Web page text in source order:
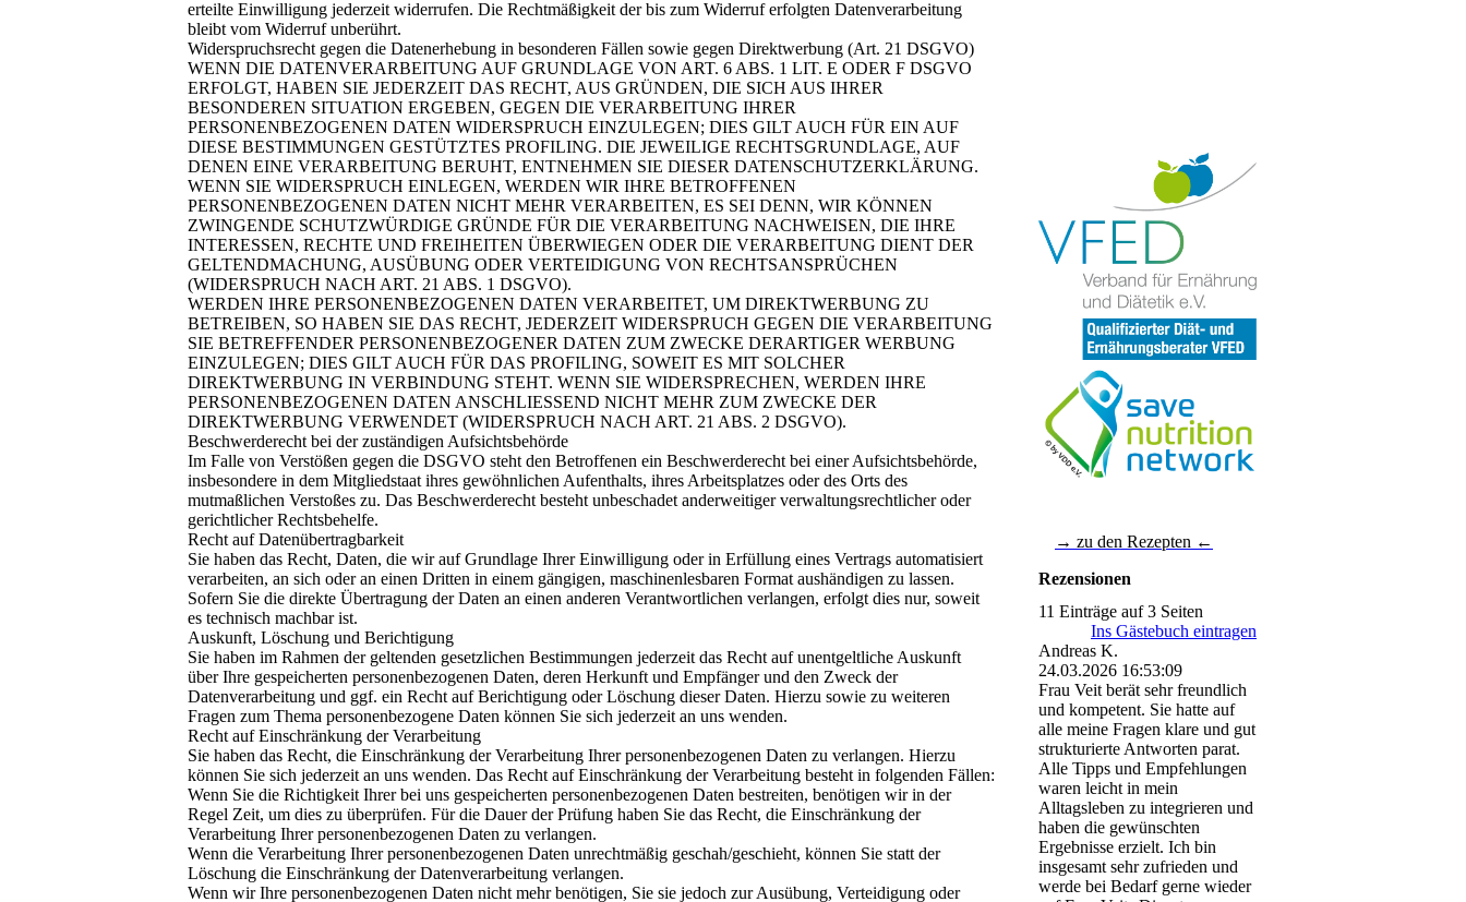
erteilte Einwilligung jederzeit widerrufen. Die Rechtmäßigkeit der bis zum Widerruf erfolgten Datenverarbeitung
bleibt vom Widerruf unberührt.
Widerspruchsrecht gegen die Datenerhebung in besonderen Fällen sowie gegen Direktwerbung (Art. 21 DSGVO)
WENN DIE DATENVERARBEITUNG AUF GRUNDLAGE VON ART. 6 ABS. 1 LIT. E ODER F DSGVO
ERFOLGT, HABEN SIE JEDERZEIT DAS RECHT, AUS GRÜNDEN, DIE SICH AUS IHRER
BESONDEREN SITUATION ERGEBEN, GEGEN DIE VERARBEITUNG IHRER
PERSONENBEZOGENEN DATEN WIDERSPRUCH EINZULEGEN; DIES GILT AUCH FÜR EIN AUF
DIESE BESTIMMUNGEN GESTÜTZTES PROFILING. DIE JEWEILIGE RECHTSGRUNDLAGE, AUF
DENEN EINE VERARBEITUNG BERUHT, ENTNEHMEN SIE DIESER DATENSCHUTZERKLÄRUNG.
WENN SIE WIDERSPRUCH EINLEGEN, WERDEN WIR IHRE BETROFFENEN
PERSONENBEZOGENEN DATEN NICHT MEHR VERARBEITEN, ES SEI DENN, WIR KÖNNEN
ZWINGENDE SCHUTZWÜRDIGE GRÜNDE FÜR DIE VERARBEITUNG NACHWEISEN, DIE IHRE
INTERESSEN, RECHTE UND FREIHEITEN ÜBERWIEGEN ODER DIE VERARBEITUNG DIENT DER
GELTENDMACHUNG, AUSÜBUNG ODER VERTEIDIGUNG VON RECHTSANSPRÜCHEN
(WIDERSPRUCH NACH ART. 21 ABS. 1 DSGVO).
WERDEN IHRE PERSONENBEZOGENEN DATEN VERARBEITET, UM DIREKTWERBUNG ZU
BETREIBEN, SO HABEN SIE DAS RECHT, JEDERZEIT WIDERSPRUCH GEGEN DIE VERARBEITUNG
SIE BETREFFENDER PERSONENBEZOGENER DATEN ZUM ZWECKE DERARTIGER WERBUNG
EINZULEGEN; DIES GILT AUCH FÜR DAS PROFILING, SOWEIT ES MIT SOLCHER
DIREKTWERBUNG IN VERBINDUNG STEHT. WENN SIE WIDERSPRECHEN, WERDEN IHRE
PERSONENBEZOGENEN DATEN ANSCHLIESSEND NICHT MEHR ZUM ZWECKE DER
DIREKTWERBUNG VERWENDET (WIDERSPRUCH NACH ART. 21 ABS. 2 DSGVO).
Beschwerderecht bei der zuständigen Aufsichtsbehörde
Im Falle von Verstößen gegen die DSGVO steht den Betroffenen ein Beschwerderecht bei einer Aufsichtsbehörde,
insbesondere in dem Mitgliedstaat ihres gewöhnlichen Aufenthalts, ihres Arbeitsplatzes oder des Orts des
mutmaßlichen Verstoßes zu. Das Beschwerderecht besteht unbeschadet anderweitiger verwaltungsrechtlicher oder
gerichtlicher Rechtsbehelfe.
Recht auf Datenübertragbarkeit
Sie haben das Recht, Daten, die wir auf Grundlage Ihrer Einwilligung oder in Erfüllung eines Vertrags automatisiert
verarbeiten, an sich oder an einen Dritten in einem gängigen, maschinenlesbaren Format aushändigen zu lassen.
Sofern Sie die direkte Übertragung der Daten an einen anderen Verantwortlichen verlangen, erfolgt dies nur, soweit
es technisch machbar ist.
Auskunft, Löschung und Berichtigung
Sie haben im Rahmen der geltenden gesetzlichen Bestimmungen jederzeit das Recht auf unentgeltliche Auskunft
über Ihre gespeicherten personenbezogenen Daten, deren Herkunft und Empfänger und den Zweck der
Datenverarbeitung und ggf. ein Recht auf Berichtigung oder Löschung dieser Daten. Hierzu sowie zu weiteren
Fragen zum Thema personenbezogene Daten können Sie sich jederzeit an uns wenden.
Recht auf Einschränkung der Verarbeitung
Sie haben das Recht, die Einschränkung der Verarbeitung Ihrer personenbezogenen Daten zu verlangen. Hierzu
können Sie sich jederzeit an uns wenden. Das Recht auf Einschränkung der Verarbeitung besteht in folgenden Fällen:
Wenn Sie die Richtigkeit Ihrer bei uns gespeicherten personenbezogenen Daten bestreiten, benötigen wir in der
Regel Zeit, um dies zu überprüfen. Für die Dauer der Prüfung haben Sie das Recht, die Einschränkung der
Verarbeitung Ihrer personenbezogenen Daten zu verlangen.
Wenn die Verarbeitung Ihrer personenbezogenen Daten unrechtmäßig geschah/geschieht, können Sie statt der
Löschung die Einschränkung der Datenverarbeitung verlangen.
Wenn wir Ihre personenbezogenen Daten nicht mehr benötigen, Sie sie jedoch zur Ausübung, Verteidigung oder
→ zu den Rezepten ←
Rezensionen
11 Einträge auf 3 Seiten
Ins Gästebuch eintragen
Andreas K.
24.03.2026 16:53:09
Frau Veit berät sehr freundlich
und kompetent. Sie hatte auf
alle meine Fragen klare und gut
strukturierte Antworten parat.
Alle Tipps und Empfehlungen
waren leicht in mein
Alltagsleben zu integrieren und
haben die gewünschten
Ergebnisse erzielt. Ich bin
insgesamt sehr zufrieden und
werde bei Bedarf gerne wieder